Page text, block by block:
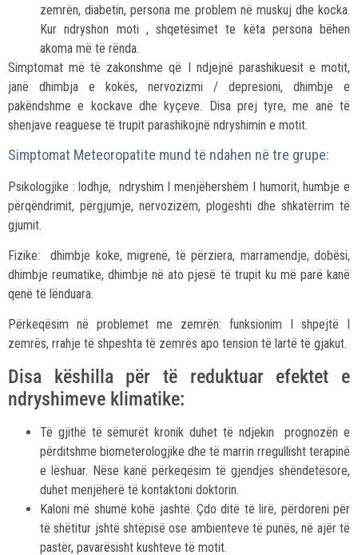
zemrën, diabetin, persona me problem në muskuj dhe kocka.
Kur ndryshon moti , shqetësimet te këta persona bëhen
akoma më të rënda.
Simptomat më të zakonshme që I ndjejnë parashikuesit e motit,
janë dhimbja e kokës, nervozizmi / depresioni, dhimbje e
pakëndshme e kockave dhe kyçeve. Disa prej tyre, me anë të
shenjave reaguese të trupit parashikojnë ndryshimin e motit.
Simptomat Meteoropatite mund të ndahen në tre grupe:
Psikologjike : lodhje, ndryshim I menjëhershëm I humorit, humbje e
përqëndrimit, përgjumje, nervozizëm, plogështi dhe shkatërrim të
gjumit.
Fizike: dhimbje koke, migrenë, të përziera, marramendje, dobësi,
dhimbje reumatike, dhimbje në ato pjesë të trupit ku më parë kanë
qenë të lënduara.
Përkeqësim në problemet me zemrën: funksionim I shpejtë I
zemrës, rrahje të shpeshta të zemrës apo tension të lartë të gjakut.
Disa këshilla për të reduktuar efektet e
ndryshimeve klimatike:
Të gjithë të sëmurët kronik duhet të ndjekin prognozën e
përditshme biometerologjike dhe të marrin rregullisht terapinë
e lëshuar. Nëse kanë përkeqësim të gjendjes shëndetësore,
duhet menjëherë të kontaktoni doktorin.
Kaloni më shumë kohë jashtë. Çdo ditë të lirë, përdoreni për
të shëtitur jshtë shtëpisë ose ambienteve të punës, në ajër të
pastër, pavarësisht kushteve të motit.